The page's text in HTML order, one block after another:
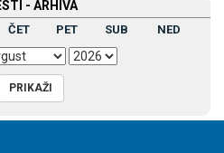
- ARHIVA
ČET PET SUB NED